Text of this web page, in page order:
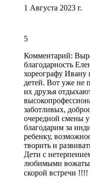
1 Августа 2023 г.
5
Комментарий:
благодарность
хореографу
детей. Вот уже не
их друзья
заботливых,
очередной смены
благодарим за
ребенку,
творить и
Дети с
любимыми
скорой встречи